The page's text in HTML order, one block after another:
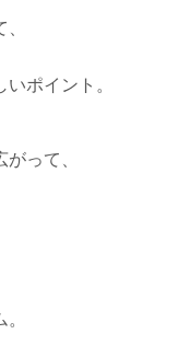
ポイント。
って、